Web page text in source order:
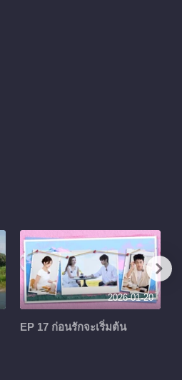
2026-01-20
EP 17 ก่อนรักจะเริ่มต้น